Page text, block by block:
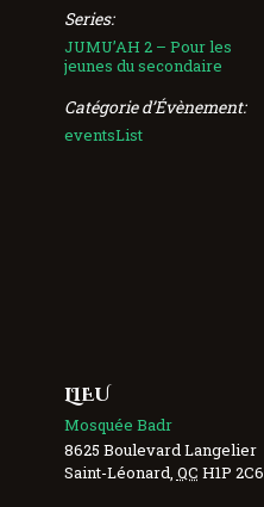
Series:
JUMU’AH 2 – Pour les
jeunes du secondaire
Catégorie d’Évènement:
eventsList
LIEU
Mosquée Badr
8625 Boulevard Langelier
Saint-Léonard QC H1P 2C6